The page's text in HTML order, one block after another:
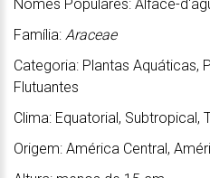
Nomes Populares: Alface-
Família: Araceae
Categoria: Plantas Aquáticas,
Flutuantes
Clima: Equatorial, Subtropical,
Origem: América Central,